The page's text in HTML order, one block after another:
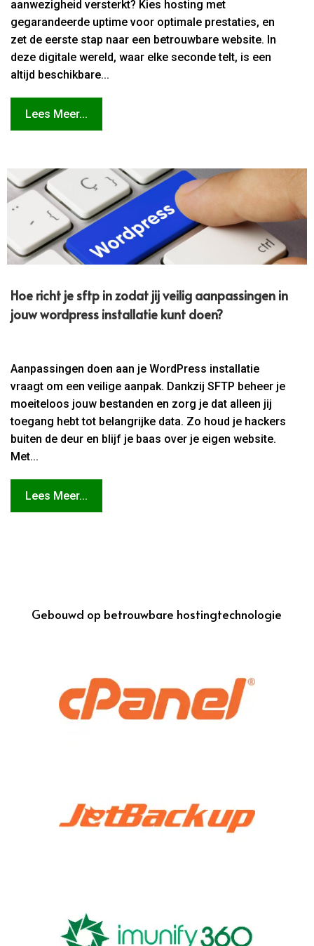
aanwezigheid versterkt? Kies hosting met
gegarandeerde uptime voor optimale prestaties, en
zet de eerste stap naar een betrouwbare website. In
deze digitale wereld, waar elke seconde telt, is een
altijd beschikbare...
Lees Meer...
Hoe richt je sftp in zodat jij veilig aanpassingen in
jouw wordpress installatie kunt doen?
Aanpassingen doen aan je WordPress installatie
vraagt om een veilige aanpak. Dankzij SFTP beheer je
moeiteloos jouw bestanden en zorg je dat alleen jij
toegang hebt tot belangrijke data. Zo houd je hackers
buiten de deur en blijf je baas over je eigen website.
Met...
Lees Meer...
Gebouwd op betrouwbare hostingtechnologie